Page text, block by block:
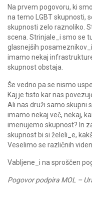
Na prvem pogovoru, ki
na temo LGBT skupnosti,
skupnosti zelo raznoliko.
scena. Strinjale_i smo se
glasnejših
imamo nekaj
skupnost obstaja.
Še vedno pa se nismo
Kaj je tisto kar nas
Ali nas druži samo skupni
imamo nekaj več, nekaj,
imenujemo skupnost? In
skupnost bi si želeli_e,
Veselimo se različnih
Vabljene_i na sproščen
Pogovor podpira MOL –